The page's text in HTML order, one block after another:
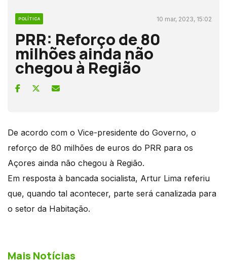
POLÍTICA 10 mar, 2023, 15:02
PRR: Reforço de 80
milhões ainda não
chegou à Região
De acordo com o Vice-presidente do Governo, o
reforço de 80 milhões de euros do PRR para os
Açores ainda não chegou à Região.
Em resposta à bancada socialista, Artur Lima referiu
que, quando tal acontecer, parte será canalizada para
o setor da Habitação.
Mais Notícias